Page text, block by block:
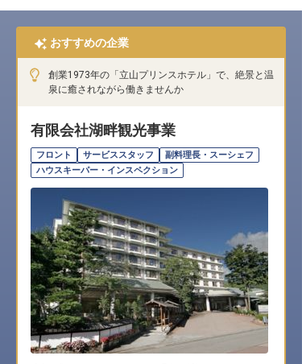
採用をお考えの企業様へ
おすすめの企業
創業1973年の「立山プリンスホテル」で、絶景と温
泉に癒されながら働きませんか
有限会社湖畔観光事業
フロント サービススタッフ
副料理長・スーシェフ
ハウスキーパー・インスペクション